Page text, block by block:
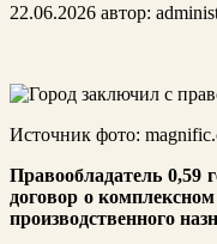
22.06.2026 автор:
Источник фото:
Правообладатель 0,59
договор о
производственного